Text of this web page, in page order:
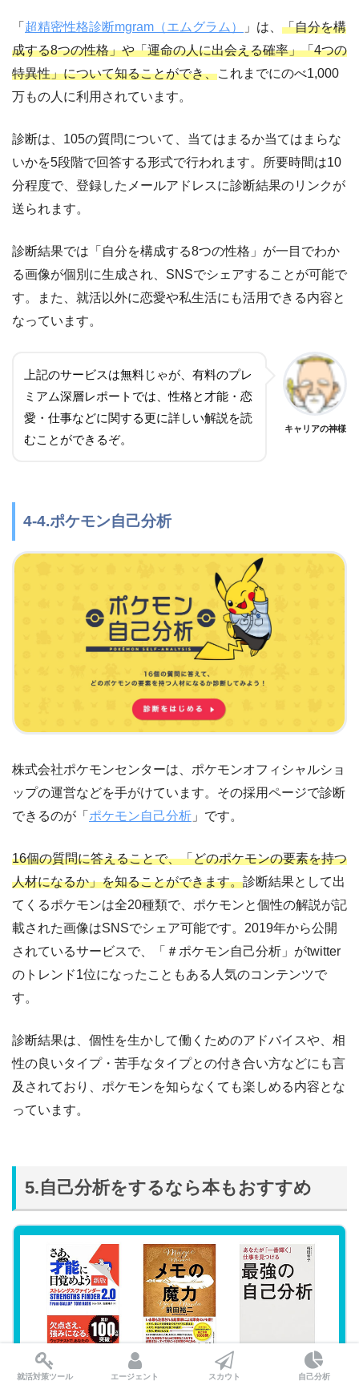
「 超精密性格診断mgram（エムグラム） 」は、 「自分を構
成する8つの性格」や「運命の人に出会える確率」「4つの
特異性」について知ることができ、これまでにのべ1,000
万もの人に利用されています。
診断は、105の質問について、当てはまるか当てはまらな
いかを5段階で回答する形式で行われます。所要時間は10
分程度で、登録したメールアドレスに診断結果のリンクが
送られます。
診断結果では「自分を構成する8つの性格」が一目でわか
る画像が個別に生成され、SNSでシェアすることが可能で
す。また、就活以外に恋愛や私生活にも活用できる内容と
なっています。
上記のサービスは無料じゃが、有料のプレ
ミアム深層レポートでは、性格と才能・恋
愛・仕事などに関する更に詳しい解説を読
むことができるぞ。
キャリアの神様
4-4.ポケモン自己分析
株式会社ポケモンセンターは、ポケモンオフィシャルショ
ップの運営などを手がけています。その採用ページで診断
できるのが「 ポケモン自己分析 」です。
16個の質問に答えることで、「どのポケモンの要素を持つ
人材になるか」を知ることができます。診断結果として出
てくるポケモンは全20種類で、ポケモンと個性の解説が記
載された画像はSNSでシェア可能です。2019年から公開
されているサービスで、「＃ポケモン自己分析」がtwitter
のトレンド1位になったこともある人気のコンテンツで
す。
診断結果は、個性を生かして働くためのアドバイスや、相
性の良いタイプ・苦手なタイプとの付き合い方などにも言
及されており、ポケモンを知らなくても楽しめる内容とな
っています。
5.自己分析をするなら本もおすすめ
自己分析の定番からベストセラーまで。
就活対策ツール エージェント スカウト 自己分析